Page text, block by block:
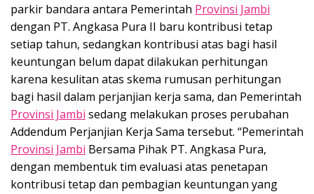
parkir bandara antara Pemerintah Provinsi Jambi
dengan PT. Angkasa Pura II baru kontribusi tetap
setiap tahun, sedangkan kontribusi atas bagi hasil
keuntungan belum dapat dilakukan perhitungan
karena kesulitan atas skema rumusan perhitungan
bagi hasil dalam perjanjian kerja sama, dan Pemerintah
Provinsi Jambi sedang melakukan proses perubahan
Addendum Perjanjian Kerja Sama tersebut. “Pemerintah
Provinsi Jambi Bersama Pihak PT. Angkasa Pura,
dengan membentuk tim evaluasi atas penetapan
kontribusi tetap dan pembagian keuntungan yang